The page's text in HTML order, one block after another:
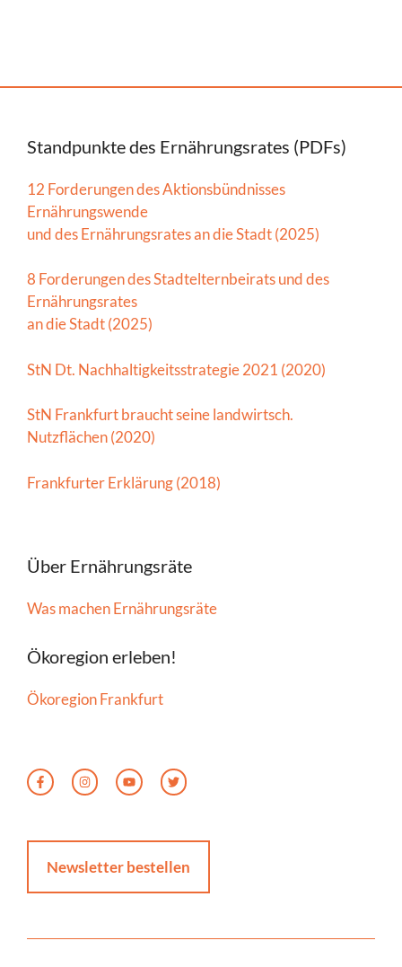
Standpunkte des Ernährungsrates (PDFs)
12 Forderungen des Aktionsbündnisses
Ernährungswende
und des Ernährungsrates an die Stadt (2025)
8 Forderungen des Stadtelternbeirats und des
Ernährungsrates
an die Stadt (2025)
StN Dt. Nachhaltigkeitsstrategie 2021 (2020)
StN Frankfurt braucht seine landwirtsch.
Nutzflächen (2020)
Frankfurter Erklärung (2018)
Über Ernährungsräte
Was machen Ernährungsräte
Ökoregion erleben!
Ökoregion Frankfurt
Newsletter bestellen